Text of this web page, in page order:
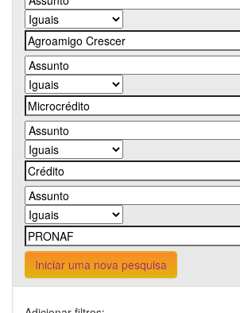
Iniciar uma nova pesquisa